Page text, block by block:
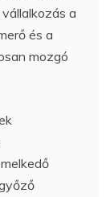
a
és a
mozgó